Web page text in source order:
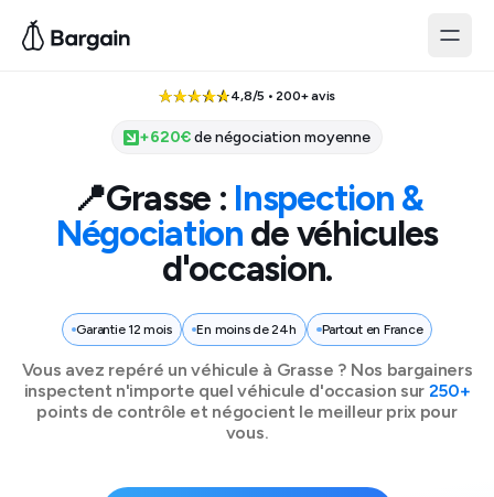
4,8/5 • 200+ avis
+620€de négociation moyenne
📍Grasse : Inspection &
Négociation de véhicules
d'occasion.
Garantie 12 mois En moins de 24h Partout en France
Vous avez repéré un véhicule à Grasse ? Nos bargainers
inspectent n'importe quel véhicule d'occasion sur 250+
points de contrôle et négocient le meilleur prix pour
vous.